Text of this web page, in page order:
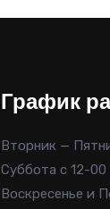
График
Вторник —
Суббота с 12-
Воскресенье и